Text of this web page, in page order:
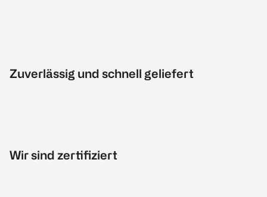
Zuverlässig und schnell geliefert
Wir sind zertifiziert